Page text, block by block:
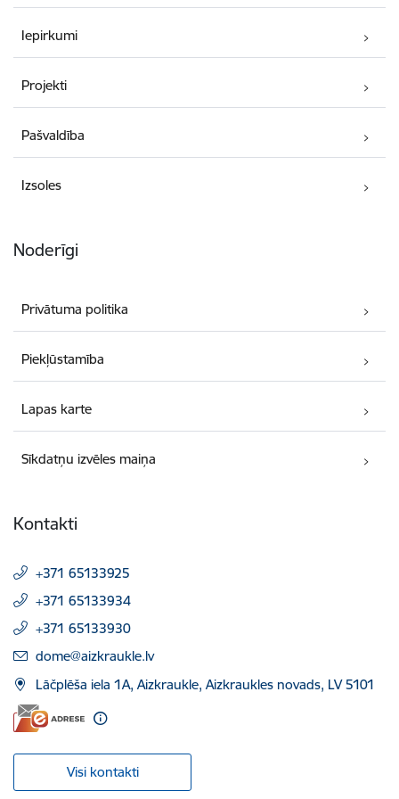
Iepirkumi
Projekti
Pašvaldība
Izsoles
Noderīgi
Privātuma politika
Piekļūstamība
Lapas karte
Sīkdatņu izvēles maiņa
Kontakti
+371 65133925
+371 65133934
+371 65133930
E-pasts:
dome@aizkraukle.lv
Lāčplēša iela 1A, Aizkraukle, Aizkraukles novads, LV 5101
Visi kontakti